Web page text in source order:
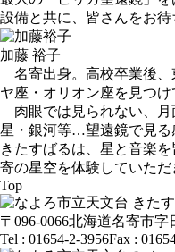
設備と共に、皆さんをお待
加藤 裕子
名寄出身。高校卒業後、
ヤ座・オリオン座を見つけ
肉眼では見られない、月
星・銀河等…望遠鏡で見る
きたすばるは、星と音楽
寄の星空を体験していただ
Top
〒096-0066北海道名寄市字
Tel : 01654-2-3956Fax :